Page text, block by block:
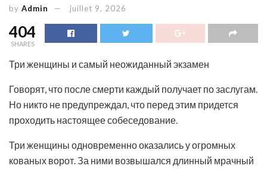
by Admin juillet 9, 2026
404
SHARES
Три женщины и самый неожиданный экзамен
Говорят, что после смерти каждый получает по заслугам.
Но никто не предупреждал, что перед этим придется
проходить настоящее собеседование.
Три женщины одновременно оказались у огромных
кованых ворот. За ними возвышался длинный мрачный